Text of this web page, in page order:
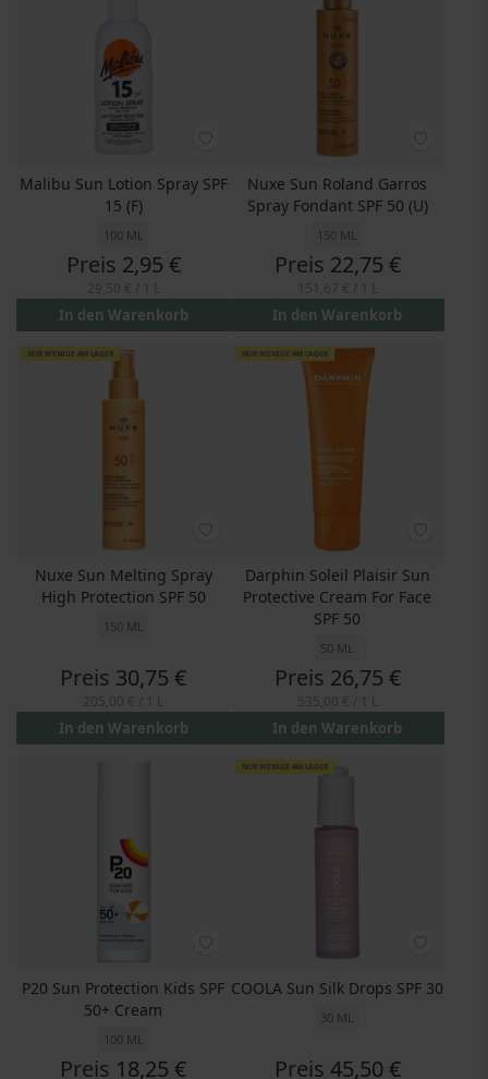
Malibu Sun Lotion Spray SPF
15 (F)
100 ML
Preis 2,95 €
In den Warenkorb
Nuxe Sun Roland Garros
Spray Fondant SPF 50 (U)
150 ML
Preis 22,75 €
In den Warenkorb
NUR WENIGE AM LAGER
Nuxe Sun Melting Spray
High Protection SPF 50
150 ML
Preis 30,75 €
In den Warenkorb
NUR WENIGE AM LAGER
Darphin Soleil Plaisir Sun
Protective Cream For Face
SPF 50
50 ML
Preis 26,75 €
In den Warenkorb
P20 Sun Protection Kids SPF
50+ Cream
100 ML
Preis 18,25 €
NUR WENIGE AM LAGER
COOLA Sun Silk Drops SPF 30
30 ML
Preis 45,50 €